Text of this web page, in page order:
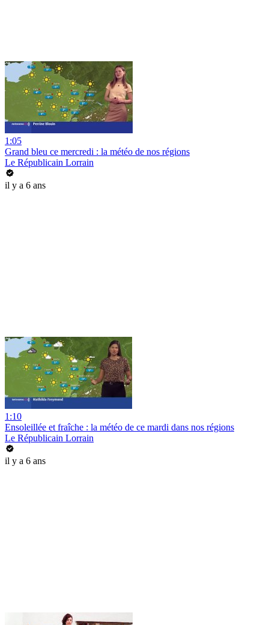
1:05
Grand bleu ce mercredi : la météo de nos régions
Le Républicain Lorrain
il y a 6 ans
1:10
Ensoleillée et fraîche : la météo de ce mardi dans nos régions
Le Républicain Lorrain
il y a 6 ans